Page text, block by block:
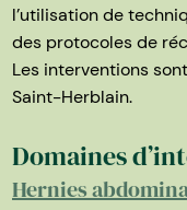
l’utilisation de
des protocoles de
Les interventions
Saint-Herblain.
Domaines
Hernies